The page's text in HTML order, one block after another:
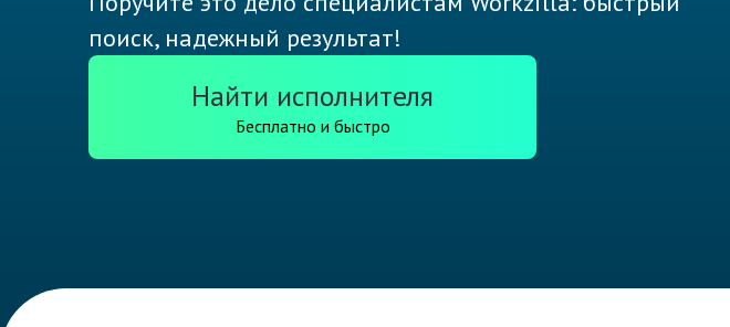
поиск, надежный результат!
Найти исполнителя
Бесплатно и быстро